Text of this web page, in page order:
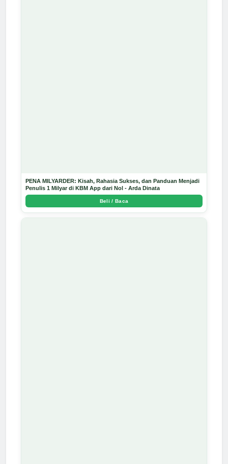
PENA MILYARDER: Kisah, Rahasia Sukses, dan Panduan Menjadi
Penulis 1 Milyar di KBM App dari Nol - Arda Dinata
Beli / Baca